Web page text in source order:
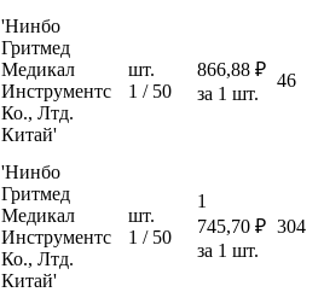
'Нинбо
Гритмед
Медикал
Инструментс
Ко., Лтд.
Китай'
шт.
1 / 50
866,88 ₽
за 1 шт.
46
'Нинбо
Гритмед
Медикал
Инструментс
Ко., Лтд.
Китай'
шт.
1 / 50
1
745,70 ₽
за 1 шт.
304